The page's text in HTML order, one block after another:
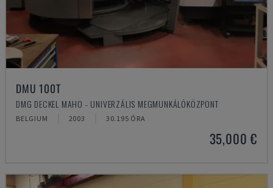
DMU 100T
DMG DECKEL MAHO - UNIVERZÁLIS MEGMUNKÁLÓKÖZPONT
BELGIUM 2003 30.195 ÓRA
35,000 €